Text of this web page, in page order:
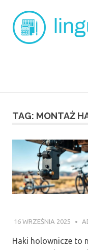
content
TAG: MONTAŻ
16 WRZEŚNIA 2025
Haki holownicze to